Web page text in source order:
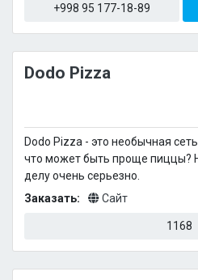
+998 95 177-18-89
Dodo Pizza
Dodo Pizza - это необычная
что может быть проще пиццы?
делу очень серьезно.
Заказать:
Сайт
1168